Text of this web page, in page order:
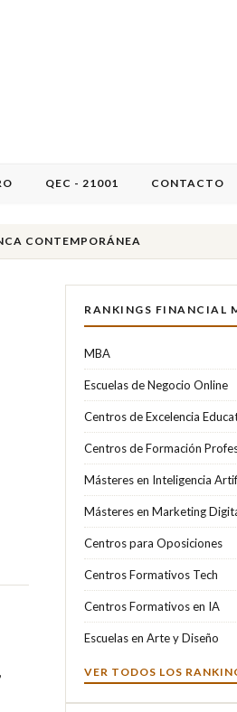
QEC - 21001 CONTACTO
CONTEMPORÁNEA
RANKINGS FINANCIAL
MBA
Escuelas de Negocio Online
Centros de Excelencia
Centros de Formación
Másteres en Inteligencia
Másteres en Marketing
Centros para Oposiciones
Centros Formativos Tech
Centros Formativos en IA
Escuelas en Arte y Diseño
VER TODOS LOS